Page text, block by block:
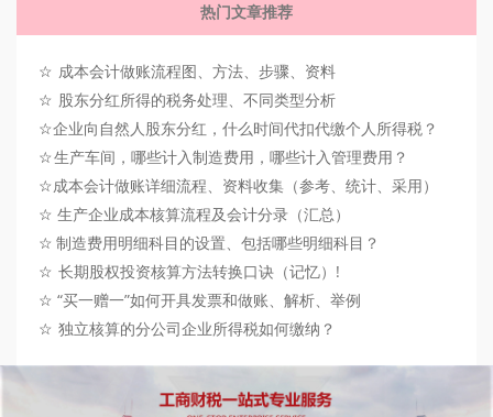
热门文章推荐
☆ 成本会计做账流程图、方法、步骤、资料
☆ 股东分红所得的税务处理、不同类型分析
☆企业向自然人股东分红，什么时间代扣代缴个人所得税？
☆生产车间，哪些计入制造费用，哪些计入管理费用？
☆成本会计做账详细流程、资料收集（参考、统计、采用）
☆ 生产企业成本核算流程及会计分录（汇总）
☆ 制造费用明细科目的设置、包括哪些明细科目？
☆ 长期股权投资核算方法转换口诀（记忆）!
☆ “买一赠一”如何开具发票和做账、解析、举例
☆ 独立核算的分公司企业所得税如何缴纳？